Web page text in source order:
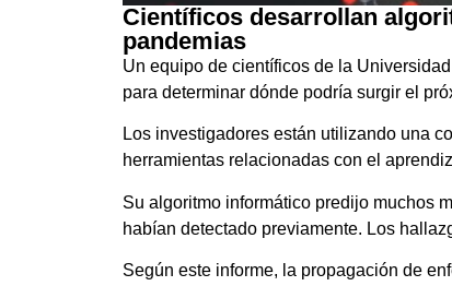
Científicos desarrollan
pandemias
Un equipo de científicos de la
para determinar dónde podría surgir el
Los investigadores están utilizando una
herramientas relacionadas con el
Su algoritmo informático predijo muchos
habían detectado previamente. Los
Según este informe, la propagación de